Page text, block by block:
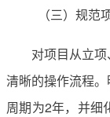
（三）规范
对项目从立
清晰的操作流程。
周期为2年，并细